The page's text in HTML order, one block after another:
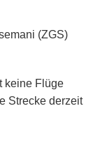
(ZGS)
keine Flüge
Strecke derzeit